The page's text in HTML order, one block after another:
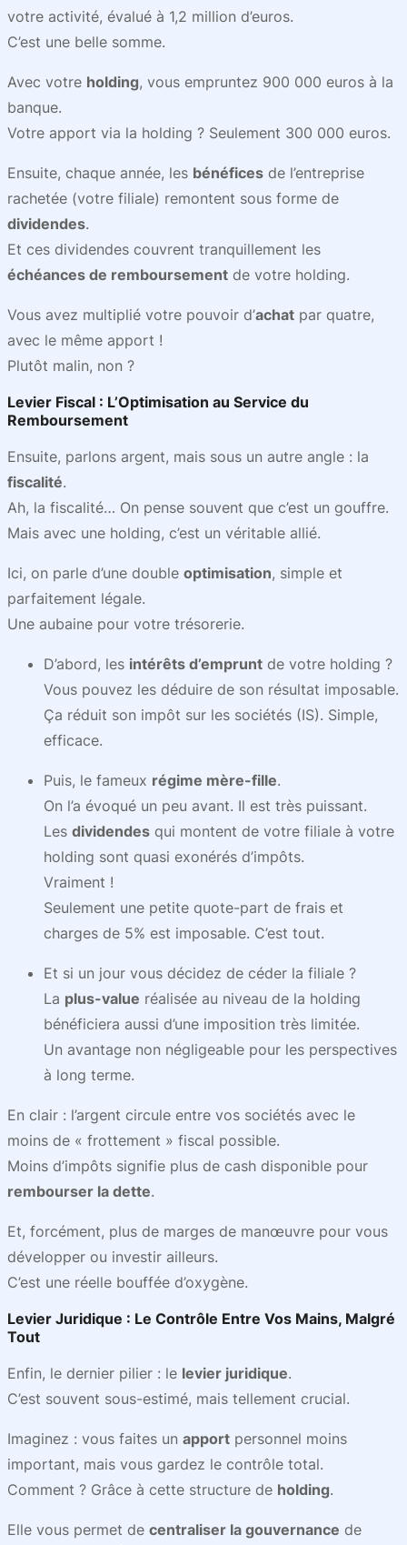
votre activité, évalué à 1,2 million d’euros.
C’est une belle somme.
Avec votre holding, vous empruntez 900 000 euros à la
banque.
Votre apport via la holding ? Seulement 300 000 euros.
Ensuite, chaque année, les bénéfices de l’entreprise
rachetée (votre filiale) remontent sous forme de
dividendes.
Et ces dividendes couvrent tranquillement les
échéances de remboursement de votre holding.
Vous avez multiplié votre pouvoir d’achat par quatre,
avec le même apport !
Plutôt malin, non ?
Levier Fiscal : L’Optimisation au Service du
Remboursement
Ensuite, parlons argent, mais sous un autre angle : la
fiscalité.
Ah, la fiscalité… On pense souvent que c’est un gouffre.
Mais avec une holding, c’est un véritable allié.
Ici, on parle d’une double optimisation, simple et
parfaitement légale.
Une aubaine pour votre trésorerie.
D’abord, les intérêts d’emprunt de votre holding ?
Vous pouvez les déduire de son résultat imposable.
Ça réduit son impôt sur les sociétés (IS). Simple,
efficace.
Puis, le fameux régime mère-fille.
On l’a évoqué un peu avant. Il est très puissant.
Les dividendes qui montent de votre filiale à votre
holding sont quasi exonérés d’impôts.
Vraiment !
Seulement une petite quote-part de frais et
charges de 5% est imposable. C’est tout.
Et si un jour vous décidez de céder la filiale ?
La plus-value réalisée au niveau de la holding
bénéficiera aussi d’une imposition très limitée.
Un avantage non négligeable pour les perspectives
à long terme.
En clair : l’argent circule entre vos sociétés avec le
moins de « frottement » fiscal possible.
Moins d’impôts signifie plus de cash disponible pour
rembourser la dette.
Et, forcément, plus de marges de manœuvre pour vous
développer ou investir ailleurs.
C’est une réelle bouffée d’oxygène.
Levier Juridique : Le Contrôle Entre Vos Mains, Malgré
Tout
Enfin, le dernier pilier : le levier juridique.
C’est souvent sous-estimé, mais tellement crucial.
Imaginez : vous faites un apport personnel moins
important, mais vous gardez le contrôle total.
Comment ? Grâce à cette structure de holding.
Elle vous permet de centraliser la gouvernance de